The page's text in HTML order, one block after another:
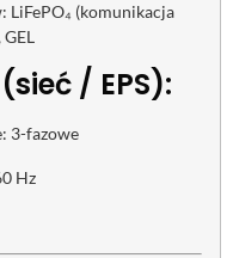
LiFePO₄ (komunikacja
/ EPS):
3-fazowe
Hz